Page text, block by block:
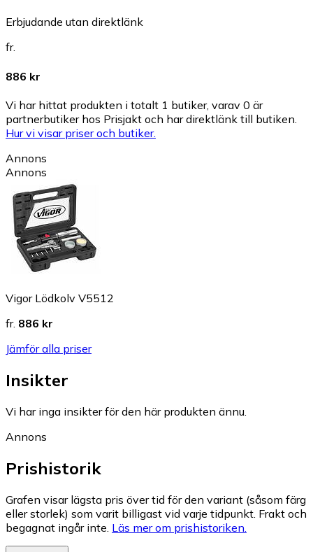
Erbjudande utan direktlänk
fr.
886 kr
Vi har hittat produkten i totalt 1 butiker, varav 0 är
partnerbutiker hos Prisjakt och har direktlänk till butiken.
Hur vi visar priser och butiker.
Annons
Annons
Vigor Lödkolv V5512
fr. 886 kr
Jämför alla priser
Insikter
Vi har inga insikter för den här produkten ännu.
Annons
Prishistorik
Grafen visar lägsta pris över tid för den variant (såsom färg
eller storlek) som varit billigast vid varje tidpunkt. Frakt och
begagnat ingår inte. Läs mer om prishistoriken.